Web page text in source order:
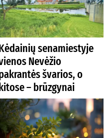
senamiestyje
Nevėžio
švarios, o
– brūzgynai